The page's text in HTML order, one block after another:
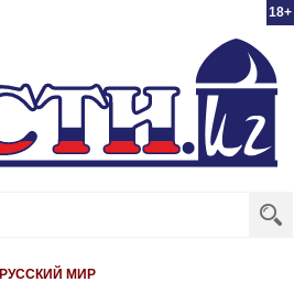
18+
РУССКИЙ МИР